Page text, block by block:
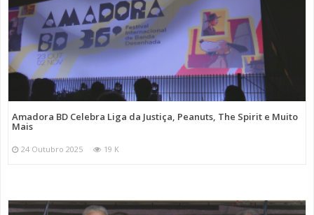
Amadora BD Celebra Liga da Justiça, Peanuts, The Spirit e Muito
Mais
24 Outubro 2025 19 K